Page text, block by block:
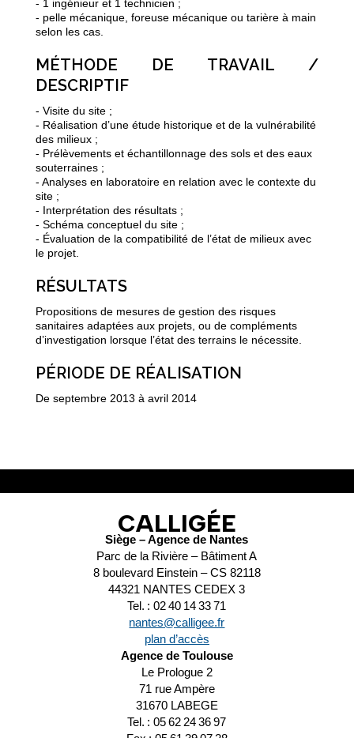
- 1 ingénieur et 1 technicien ;
- pelle mécanique, foreuse mécanique ou tarière à main
selon les cas.
MÉTHODE DE TRAVAIL /
DESCRIPTIF
- Visite du site ;
- Réalisation d’une étude historique et de la vulnérabilité
des milieux ;
- Prélèvements et échantillonnage des sols et des eaux
souterraines ;
- Analyses en laboratoire en relation avec le contexte du
site ;
- Interprétation des résultats ;
- Schéma conceptuel du site ;
- Évaluation de la compatibilité de l’état de milieux avec
le projet.
RÉSULTATS
Propositions de mesures de gestion des risques
sanitaires adaptées aux projets, ou de compléments
d’investigation lorsque l’état des terrains le nécessite.
PÉRIODE DE RÉALISATION
De septembre 2013 à avril 2014
CALLIGÉE
Siège – Agence de Nantes
Parc de la Rivière – Bâtiment A
8 boulevard Einstein – CS 82118
44321 NANTES CEDEX 3
Tel. : 02 40 14 33 71
nantes@calligee.fr
plan d’accès
Agence de Toulouse
Le Prologue 2
71 rue Ampère
31670 LABEGE
Tel. : 05 62 24 36 97